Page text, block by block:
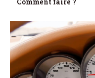
Comment faire ?